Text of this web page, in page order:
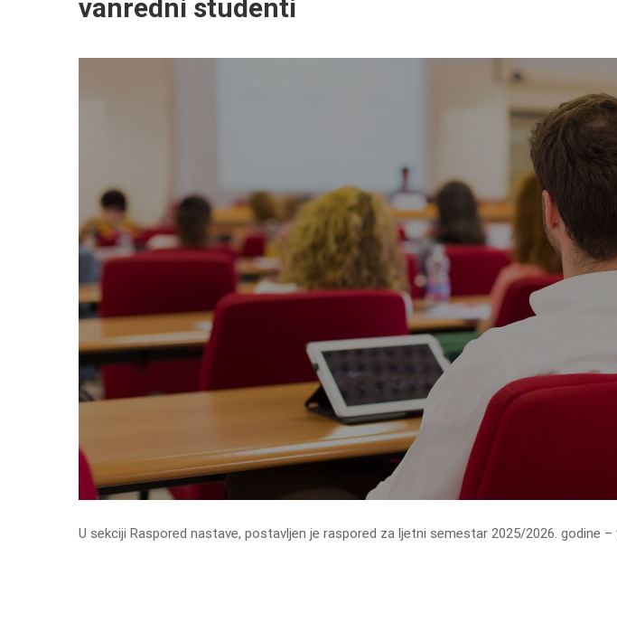
vanredni studenti
U sekciji Raspored nastave, postavljen je raspored za ljetni semestar 2025/2026. godine –